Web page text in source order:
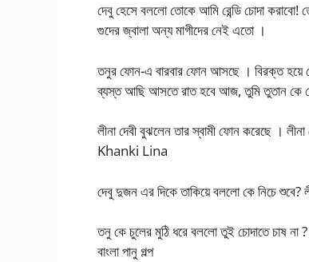
দেবু হেসে বললো তোকে আমি রেন্ডি চোদা
গুদের জ্বালা অন্য মাগীদের নেই এতো ।
তনুর ফোন-এ বারবার ফোন আসছে । বিরক্ত হয়ে
ব্যস্ত আছি আসতে রাত হবে আজ, তুমি তুতান কে
লীনা দেবী বুঝলেন তার স্বামী ফোন করেছে ।
Khanki Lina
দেবু দুজন এর দিকে তাকিয়ে বললো কে নিচে শুবে?
তনু কে চুলের মুঠি ধরে বললো তুই চোদাতে চাষ না
বাংলা পানু গল্প